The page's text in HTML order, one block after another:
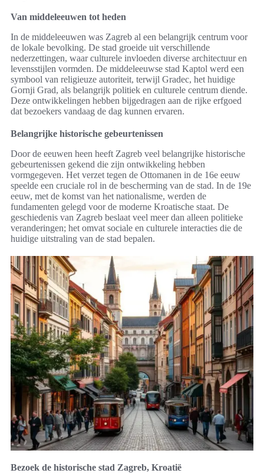
Van middeleeuwen tot heden
In de middeleeuwen was Zagreb al een belangrijk centrum voor
de lokale bevolking. De stad groeide uit verschillende
nederzettingen, waar culturele invloeden diverse architectuur en
levensstijlen vormden. De middeleeuwse stad Kaptol werd een
symbool van religieuze autoriteit, terwijl Gradec, het huidige
Gornji Grad, als belangrijk politiek en culturele centrum diende.
Deze ontwikkelingen hebben bijgedragen aan de rijke erfgoed
dat bezoekers vandaag de dag kunnen ervaren.
Belangrijke historische gebeurtenissen
Door de eeuwen heen heeft Zagreb veel belangrijke historische
gebeurtenissen gekend die zijn ontwikkeling hebben
vormgegeven. Het verzet tegen de Ottomanen in de 16e eeuw
speelde een cruciale rol in de bescherming van de stad. In de 19e
eeuw, met de komst van het nationalisme, werden de
fundamenten gelegd voor de moderne Kroatische staat. De
geschiedenis van Zagreb beslaat veel meer dan alleen politieke
veranderingen; het omvat sociale en culturele interacties die de
huidige uitstraling van de stad bepalen.
Bezoek de historische stad Zagreb, Kroatië